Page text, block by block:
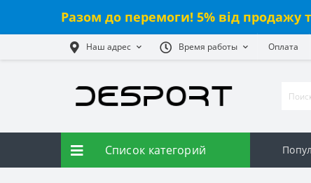
Разом до перемоги! 5% від продажу
Наш адрес Время работы Оплата
Список категорий